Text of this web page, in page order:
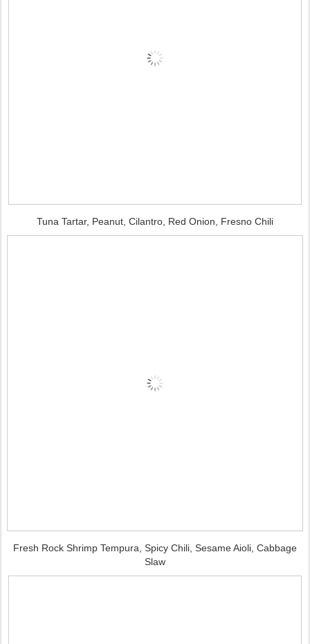
Tuna Tartar, Peanut, Cilantro, Red Onion, Fresno Chili
Fresh Rock Shrimp Tempura, Spicy Chili, Sesame Aioli, Cabbage
Slaw